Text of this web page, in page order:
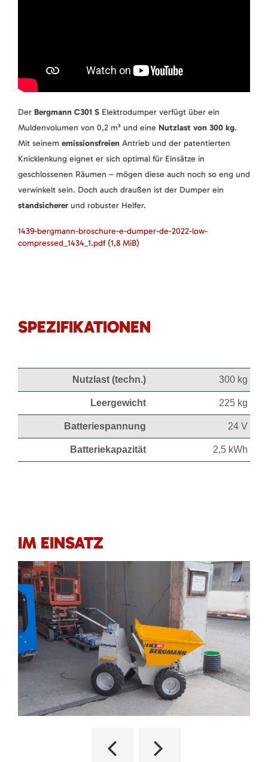
Der Bergmann C301 S Elektrodumper verfügt über ein
Muldenvolumen von 0,2 m³ und eine Nutzlast von 300 kg.
Mit seinem emissionsfreien Antrieb und der patentierten
Knicklenkung eignet er sich optimal für Einsätze in
geschlossenen Räumen – mögen diese auch noch so eng und
verwinkelt sein. Doch auch draußen ist der Dumper ein
standsicherer und robuster Helfer.
1439-bergmann-broschure-e-dumper-de-2022-low-
compressed_1434_1.pdf (1,8 MiB)
SPEZIFIKATIONEN
Nutzlast (techn.) 300 kg
Leergewicht 225 kg
Batteriespannung 24 V
Batteriekapazität 2,5 kWh
IM EINSATZ